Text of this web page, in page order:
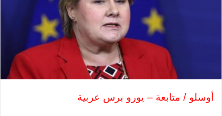
أوسلو / متابعة – يورو برس عربية